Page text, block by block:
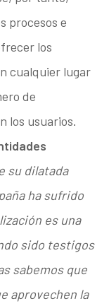
procesos e
los
cualquier lugar
de
los usuarios.
su dilatada
ha sufrido
es una
sido testigos
sabemos que
aprovechen la